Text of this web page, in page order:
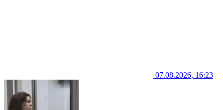
07.08.2026, 16:23